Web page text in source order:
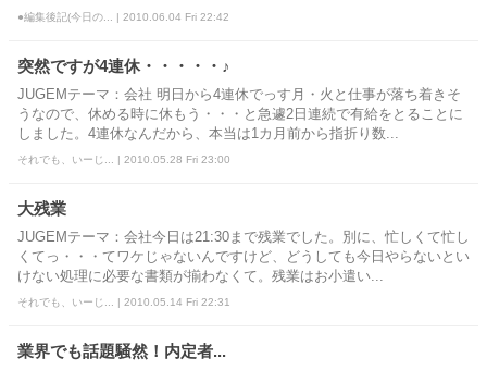
●編集後記(今日の... | 2010.06.04 Fri 22:42
突然ですが4連休・・・・・♪
JUGEMテーマ：会社 明日から4連休でっす月・火と仕事が落ち着きそ
うなので、休める時に休もう・・・と急遽2日連続で有給をとることに
しました。4連休なんだから、本当は1カ月前から指折り数...
それでも、いーじ... | 2010.05.28 Fri 23:00
大残業
JUGEMテーマ：会社今日は21:30まで残業でした。別に、忙しくて忙し
くてっ・・・てワケじゃないんですけど、どうしても今日やらないとい
けない処理に必要な書類が揃わなくて。残業はお小遣い...
それでも、いーじ... | 2010.05.14 Fri 22:31
業界でも話題騒然！内定者...